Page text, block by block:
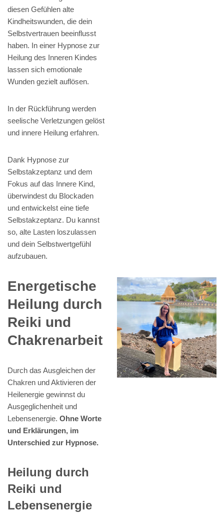
diesen Gefühlen alte
Kindheitswunden, die dein
Selbstvertrauen beeinflusst
haben. In einer Hypnose zur
Heilung des Inneren Kindes
lassen sich emotionale
Wunden gezielt auflösen.
In der Rückführung werden
seelische Verletzungen gelöst
und innere Heilung erfahren.
Dank Hypnose zur
Selbstakzeptanz und dem
Fokus auf das Innere Kind,
überwindest du Blockaden
und entwickelst eine tiefe
Selbstakzeptanz. Du kannst
so, alte Lasten loszulassen
und dein Selbstwertgefühl
aufzubauen.
Energetische
Heilung durch
Reiki und
Chakrenarbeit
Durch das Ausgleichen der
Chakren und Aktivieren der
Heilenergie gewinnst du
Ausgeglichenheit und
Lebensenergie. Ohne Worte
und Erklärungen, im
Unterschied zur Hypnose.
Heilung durch
Reiki und
Lebensenergie